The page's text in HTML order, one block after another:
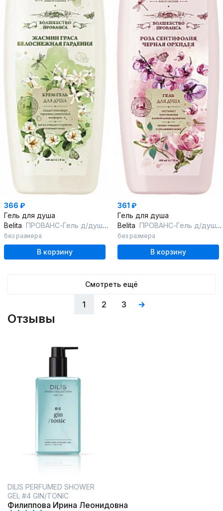
366 ₽
Гель для душа
Belita ПРОВАНС-Гель д/душа "ЖАСМИН Граса Белоснежная гардения", 500м
без размера
В корзину
361 ₽
Гель для душа
Belita ПРОВАНС-Гель д/душа "РОЗА сентифолия Черная орхидея"
без размера
В корзину
Смотреть ещё
1 2 3
Отзывы
DILIS PERFUMED SHOWER
GEL #4 GIN/TONIC
Филиппова Ирина Леонидовна